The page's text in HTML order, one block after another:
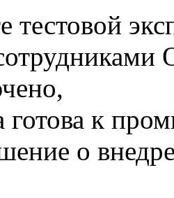
тестовой
готова к
о